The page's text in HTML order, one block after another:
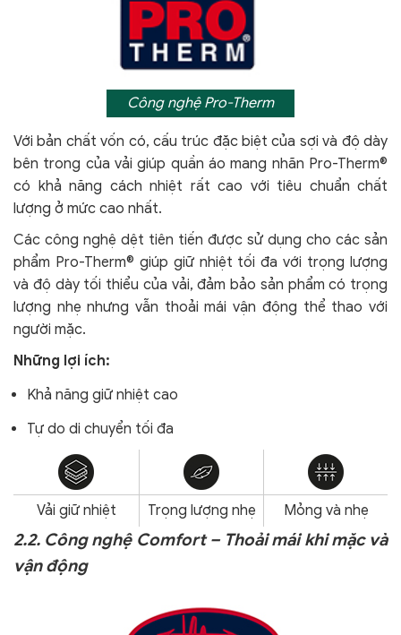
Công nghệ Pro-Therm
Với bản chất vốn có, cấu trúc đặc biệt của sợi và độ dày
bên trong của vải giúp quần áo mang nhãn Pro-Therm®
có khả năng cách nhiệt rất cao với tiêu chuẩn chất
lượng ở mức cao nhất.
Các công nghệ dệt tiên tiến được sử dụng cho các sản
phẩm Pro-Therm® giúp giữ nhiệt tối đa với trọng lượng
và độ dày tối thiểu của vải, đảm bảo sản phẩm có trọng
lượng nhẹ nhưng vẫn thoải mái vận động thể thao với
người mặc.
Những lợi ích:
Khả năng giữ nhiệt cao
Tự do di chuyển tối đa
Vải giữ nhiệt Trọng lượng nhẹ Mỏng và nhẹ
2.2. Công nghệ Comfort – Thoải mái khi mặc và
vận động